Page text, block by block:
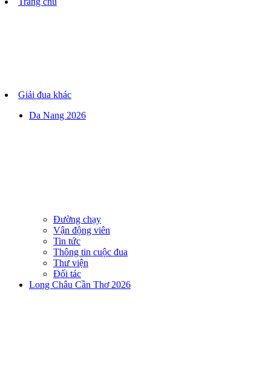
Giải đua khác
Da Nang 2026
Đường chạy
Vận động viên
Tin tức
Thông tin cuộc đua
Thư viện
Đối tác
Long Châu Cần Thơ 2026